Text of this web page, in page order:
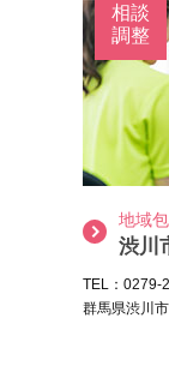
相談
調整
地域
渋川
TEL：0279-
群馬県渋川